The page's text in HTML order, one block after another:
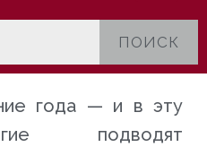
ПОИСК
года — и в эту
подводят